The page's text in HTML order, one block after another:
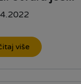
više